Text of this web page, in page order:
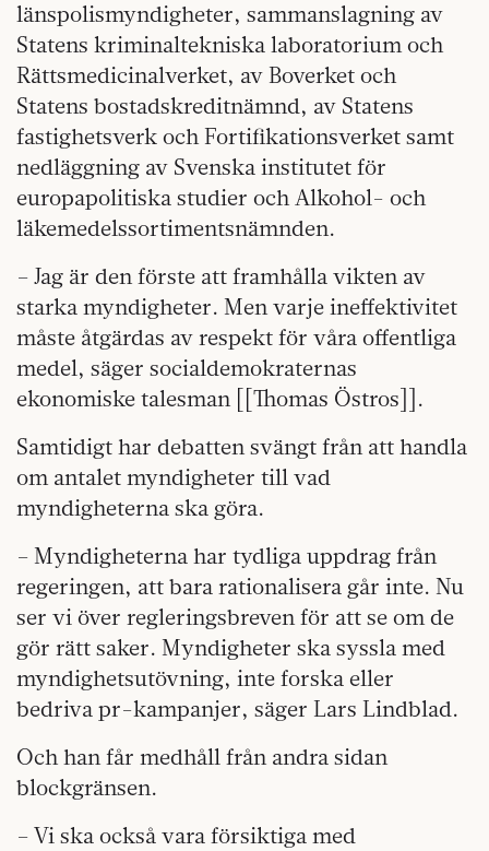
länspolismyndigheter, sammanslagning av
Statens kriminaltekniska laboratorium och
Rättsmedicinalverket, av Boverket och
Statens bostadskreditnämnd, av Statens
fastighetsverk och Fortifikationsverket samt
nedläggning av Svenska institutet för
europapolitiska studier och Alkohol- och
läkemedelssortimentsnämnden.
– Jag är den förste att framhålla vikten av
starka myndigheter. Men varje ineffektivitet
måste åtgärdas av respekt för våra offentliga
medel, säger socialdemokraternas
ekonomiske talesman [[Thomas Östros]].
Samtidigt har debatten svängt från att handla
om antalet myndigheter till vad
myndigheterna ska göra.
– Myndigheterna har tydliga uppdrag från
regeringen, att bara rationalisera går inte. Nu
ser vi över regleringsbreven för att se om de
gör rätt saker. Myndigheter ska syssla med
myndighetsutövning, inte forska eller
bedriva pr-kampanjer, säger Lars Lindblad.
Och han får medhåll från andra sidan
blockgränsen.
– Vi ska också vara försiktiga med